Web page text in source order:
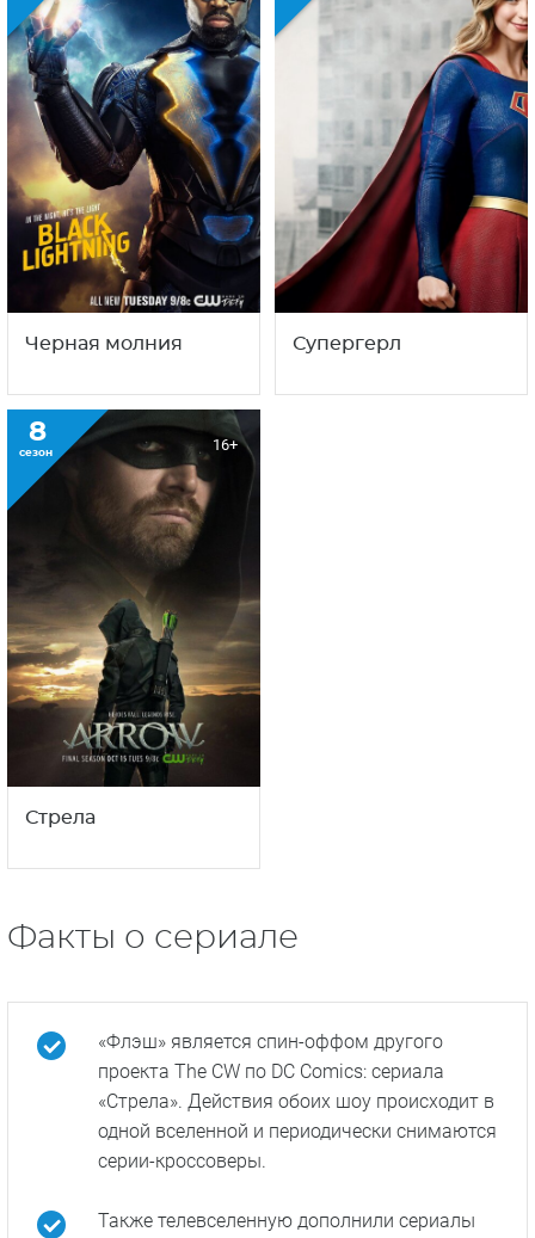
Черная молния Супергерл
8
сезон 16+
Стрела
Факты о сериале
«Флэш» является спин-оффом другого
проекта The CW по DC Comics: сериала
«Стрела». Действия обоих шоу происходит в
одной вселенной и периодически снимаются
серии-кроссоверы.
Также телевселенную дополнили сериалы